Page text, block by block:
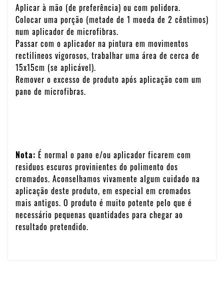
Aplicar à mão (de preferência) ou com polidora.
Colocar uma porção (metade de 1 moeda de 2 cêntimos)
num aplicador de microfibras.
Passar com o aplicador na pintura em movimentos
rectilineos vigorosos, trabalhar uma área de cerca de
15x15cm (se aplicável).
Remover o excesso de produto após aplicação com um
pano de microfibras.
Nota: É normal o pano e/ou aplicador ficarem com
residuos escuros provinientes do polimento dos
cromados. Aconselhamos vivamente algum cuidado na
aplicação deste produto, em especial em cromados
mais antigos. O produto é muito potente pelo que é
necessário pequenas quantidades para chegar ao
resultado pretendido.